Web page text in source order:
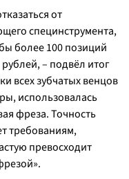
от
специнструмента,
более 100 позиций
– подвёл итог
всех зубчатых венцов
использовалась
фреза. Точность
требованиям,
превосходит
».